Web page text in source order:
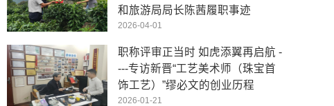
和旅游局局长陈茜履职事迹
2026-04-01
职称评审正当时 如虎添翼再启航 -
---专访新晋“工艺美术师（珠宝首
饰工艺）”缪必文的创业历程
2026-01-21